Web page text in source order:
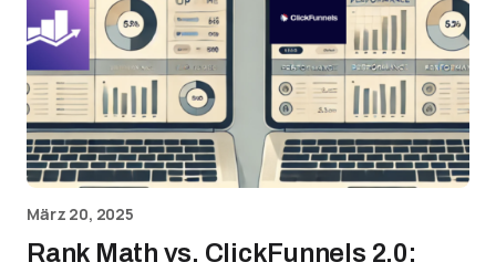
März 20, 2025
Rank Math vs. ClickFunnels 2.0: